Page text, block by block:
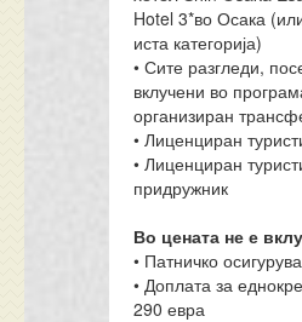
Hotel 3*во Осака
иста категорија)
• Сите разгледи,
вклучени во
организиран
• Лиценциран
• Лиценциран
придружник
Во цената не е
• Патничко
• Доплата за
290 евра